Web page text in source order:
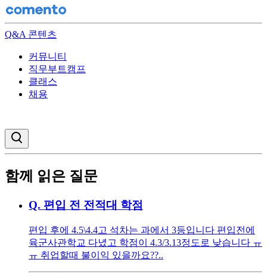
Q&A 콘텐츠
커뮤니티
직무부트캠프
클래스
채용
함께 읽은 질문
Q. 편입 전 전적대 학점
편입 후에 4.5\4.4고 석차는 과에서 3등입니다 편입전에
육군사관학교 다녔고 학점이 4.3/3.13정도로 낮습니다 ㅠ
ㅠ 취업할때 불이익 있을까요??..